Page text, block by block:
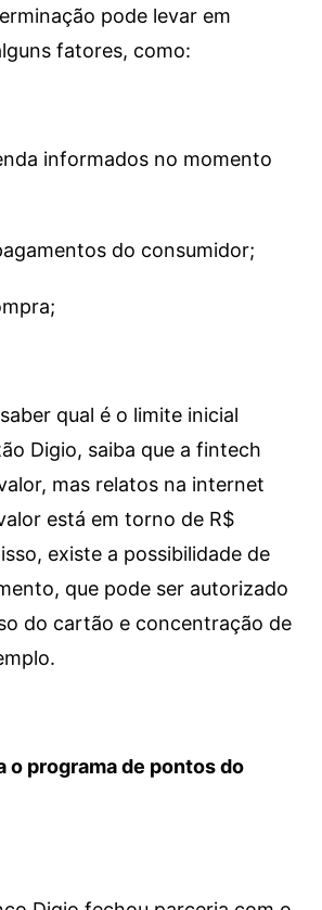
pode levar em
fatores, como:
informados no momento
do consumidor;
qual é o limite inicial
Digio, saiba que a fintech
mas relatos na internet
está em torno de R$
existe a possibilidade de
que pode ser autorizado
do cartão e concentração de
o programa de pontos do